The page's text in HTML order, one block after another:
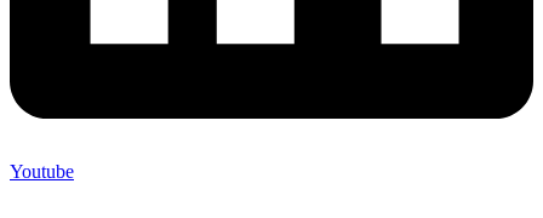
Youtube